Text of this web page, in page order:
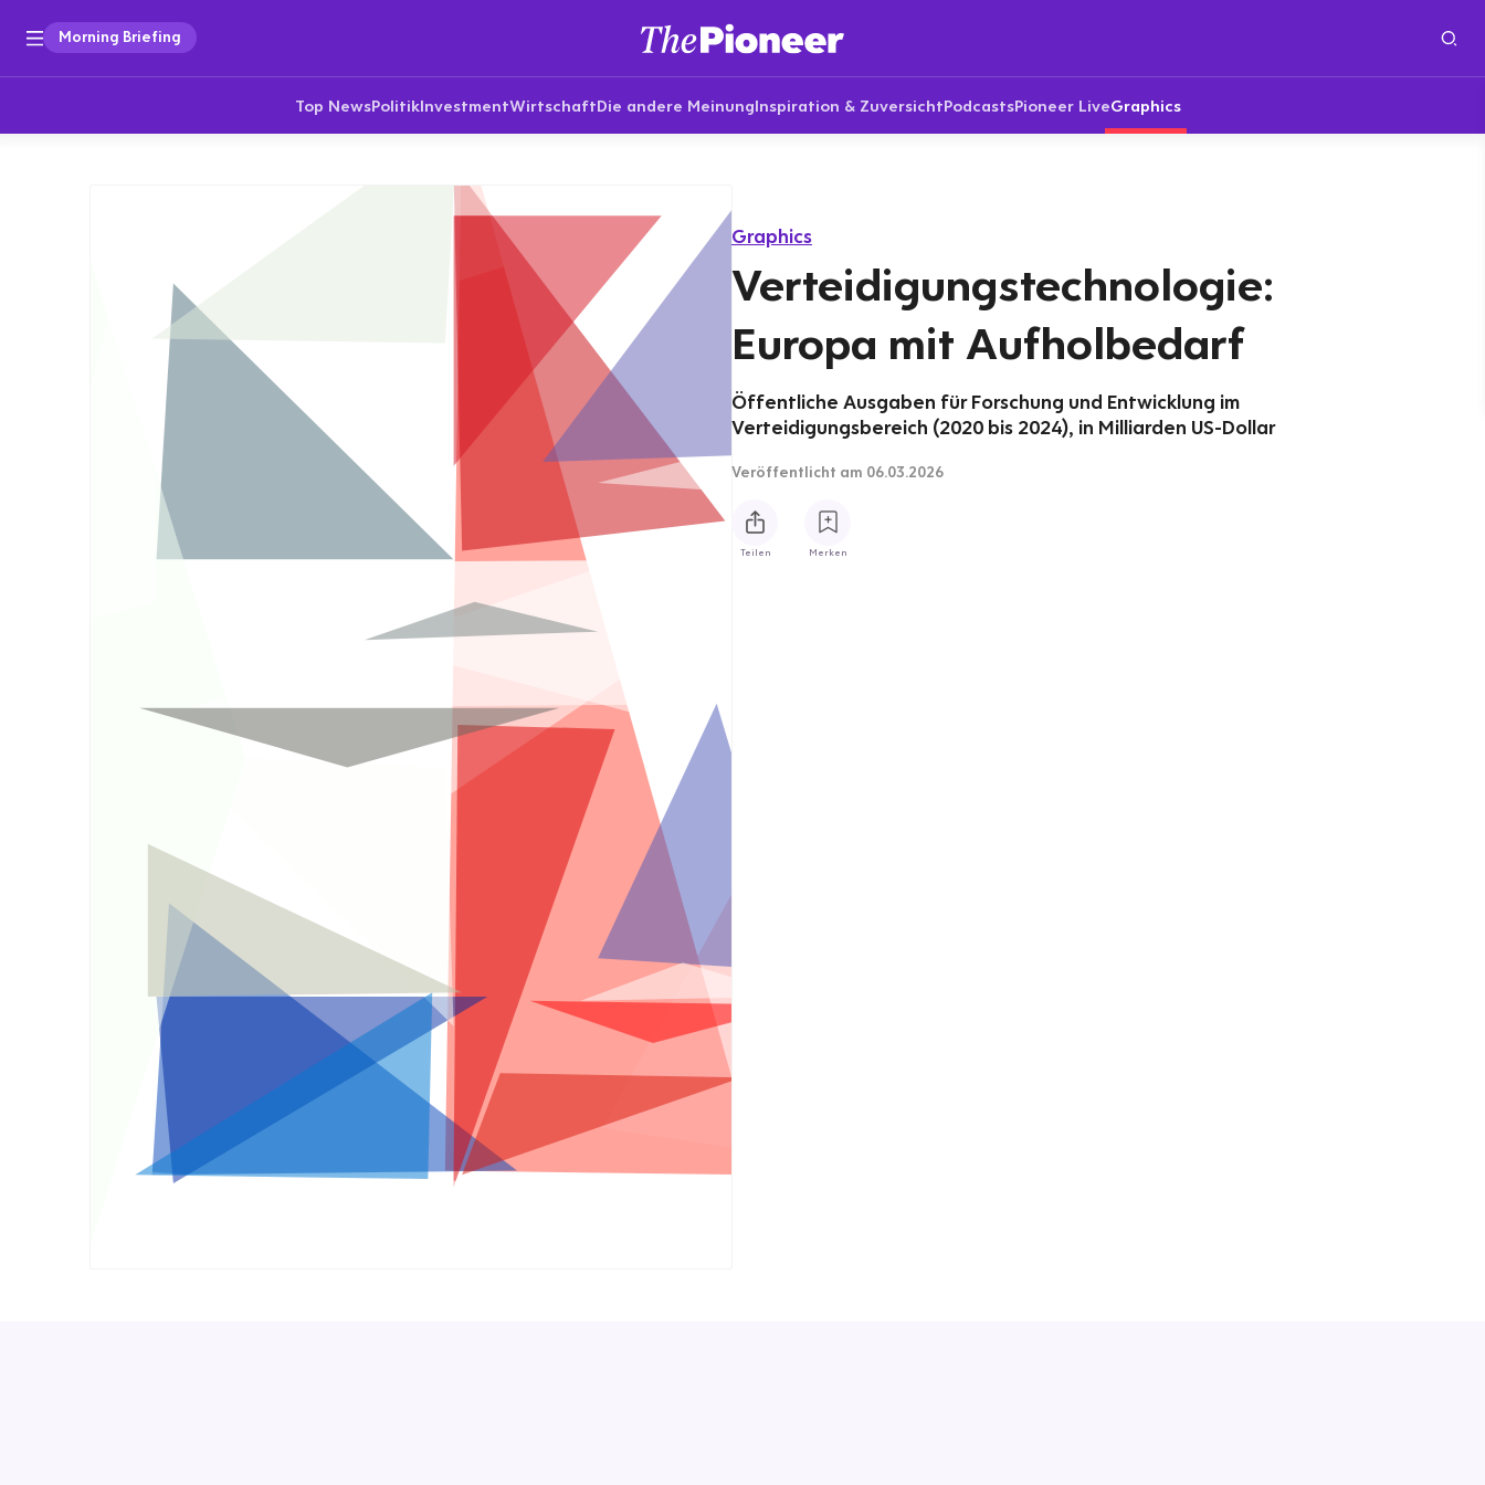
Morning Briefing
Top NewsPolitikInvestmentWirtschaftDie andere MeinungInspiration & ZuversichtPodcastsPioneer LiveGraphics
Graphics
Verteidigungstechnologie:
Europa mit Aufholbedarf
Öffentliche Ausgaben für Forschung und Entwicklung im
Verteidigungsbereich (2020 bis 2024), in Milliarden US-Dollar
Veröffentlicht am 06.03.2026
Teilen Merken